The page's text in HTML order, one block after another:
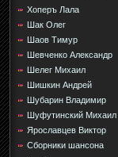
Хоперъ Лала
Шак Олег
Шаов Тимур
Шевченко Александр
Шелег Михаил
Шишкин Андрей
Шубарин Владимир
Шуфутинский Михаил
Ярославцев Виктор
Сборники шансона